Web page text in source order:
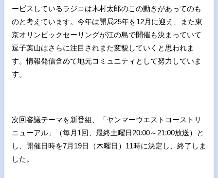
ービスしているラジコは木村太郎のこの動きがあってのも
のと考えています。今年は開局25年を12月に迎え、また東
京オリンピックセーリングが江の島で開催も決まっていて
逗子葉山はさらに注目されまた変貌していくと思われま
す。情報発信含めて地元コミュニティとして努力していま
す。
次回審議テーマを新番組、「ヤンマーウエストコーストリ
ニューアル」（毎月1回、最終土曜日20:00～21:00放送）と
し、開催日時を7月19日（木曜日）11時に決定し、終了しま
した。